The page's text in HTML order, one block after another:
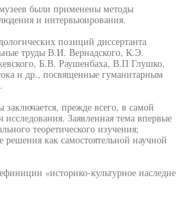
были применены методы
и интервьюирования.
позиций диссертанта
труды В.И. Вернадского, К.Э.
Б.В. Раушенбаха, В.П Глушко,
и др., посвященные гуманитарным
заключается, прежде всего, в самой
исследования. Заявленная тема впервые
теоретического изучения;
решения как самостоятельной научной
«историко-культурное наследие